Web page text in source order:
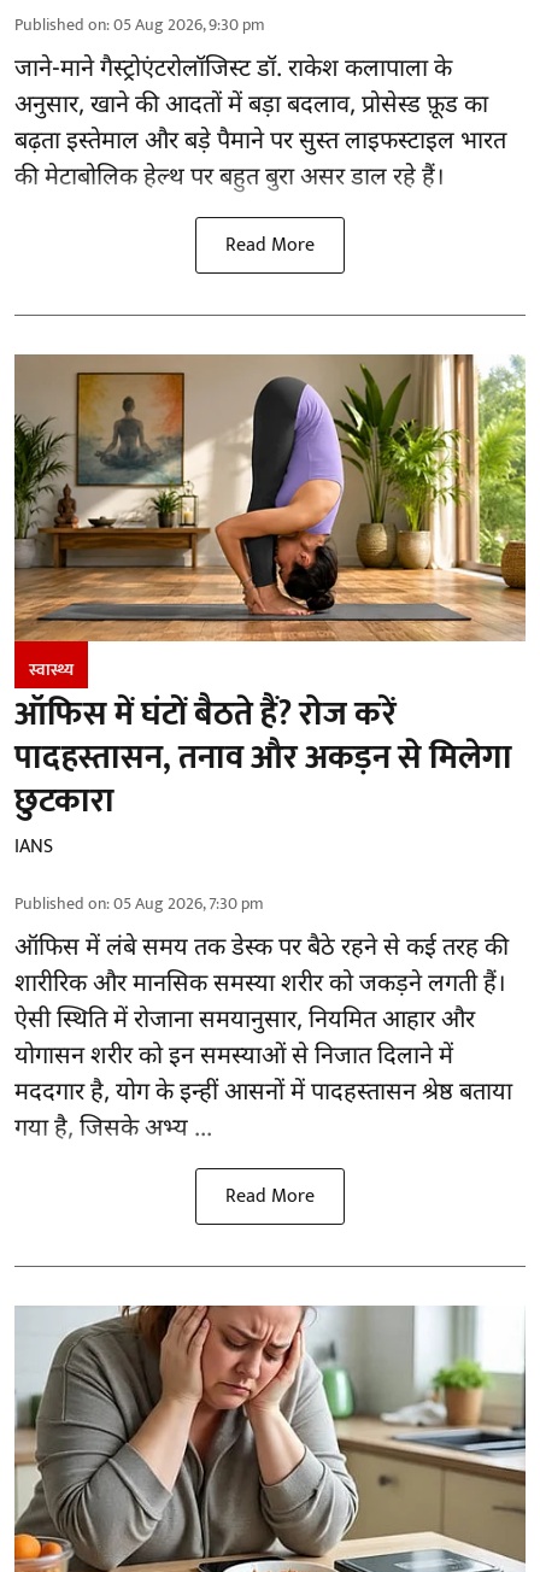
Published on:05 Aug 2026, 9:30 pm
जाने-माने गैस्ट्रोएंटरोलॉजिस्ट डॉ. राकेश कलापाला के
अनुसार, खाने की आदतोंमें बड़ा बदलाव, प्रोसेस्ड फ़ूड का
बढ़ता इस्तेमाल और बड़े पैमाने पर सुस्त लाइफस्टाइल भारत
की मेटाबोलिक हेल्थ पर बहुत बुरा असर डाल रहे हैं।
Read More
स्वास्थ्य
ऑफिस में घंटों बैठते हैं? रोज करें
पादहस्तासन, तनाव और अकड़न से मिलेगा
छुटकारा
IANS
Published on:05 Aug 2026, 7:30 pm
ऑफिस में लंबे समय तक डेस्क पर बैठे रहने से कई तरह की
शारीरिक और मानसिक समस्या शरीर को जकड़ने लगती हैं।
ऐसी स्थिति में रोजाना समयानुसार, नियमित आहार और
योगासनशरीर को इन समस्याओं से निजात दिलाने में
मददगार है, योग के इन्हीं आसनों में पादहस्तासन श्रेष्ठ बताया
गया है, जिसके अभ्य ...
Read More